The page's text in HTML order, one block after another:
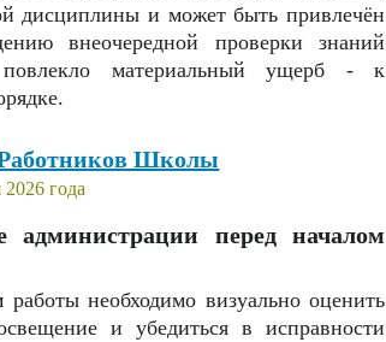
дисциплины и может быть привлечён
внеочередной проверки знаний
материальный ущерб - к
Школы
года
перед началом
необходимо визуально оценить
и убедиться в исправности